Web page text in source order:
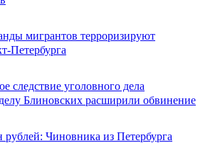
мигрантов терроризируют
Петербурга
следствие уголовного дела
Блиновских расширили обвинение
Чиновника из Петербурга